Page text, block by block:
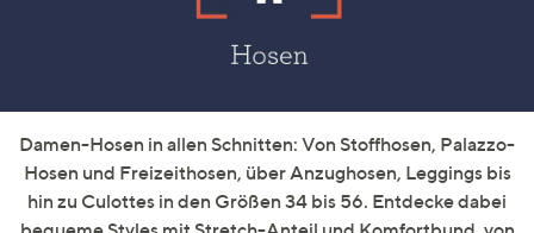
Sie
auf
Touch-
Geräten
Damen-Hosen in allen Schnitten: Von Stoffhosen, Palazzo-
Hosen und Freizeithosen, über Anzughosen, Leggings bis
hin zu Culottes in den Größen 34 bis 56. Entdecke dabei